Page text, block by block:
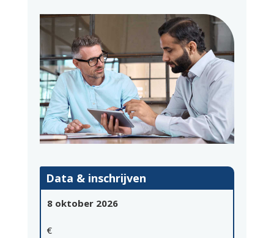
Data & inschrijven
8 oktober 2026
€